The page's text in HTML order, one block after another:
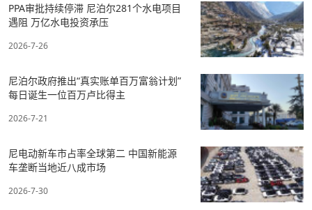
PPA审批持续停滞 尼泊尔281个水电项目
遇阻 万亿水电投资承压
2026-7-26
尼泊尔政府推出“真实账单百万富翁计划”
每日诞生一位百万卢比得主
2026-7-21
尼电动新车市占率全球第二 中国新能源
车垄断当地近八成市场
2026-7-30